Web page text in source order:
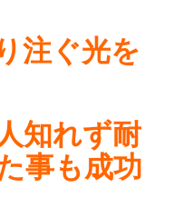
注ぐ光を
知れず耐
事も成功